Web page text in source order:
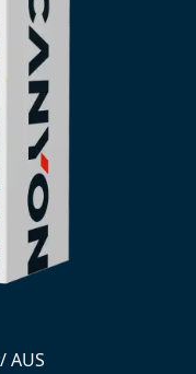
AUS